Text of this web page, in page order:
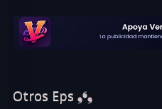
Otros Eps ❟❛❟